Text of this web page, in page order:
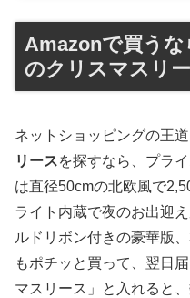
Amazonで買う
のクリスマスリ
ネットショッピングの王道
リースを探すなら、プラ
は直径50cmの北欧風で
ライト内蔵で夜のお出迎
ルドリボン付きの豪華版
もポチッと買って、翌日
マスリース」と入れると